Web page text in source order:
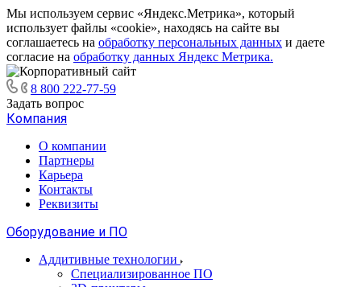
Мы используем сервис «Яндекс.Метрика», который
использует файлы «cookie», находясь на сайте вы
соглашаетесь на обработку персональных данных и даете
согласие на обработку данных Яндекс Метрика.
8 800 222-77-59
Задать вопрос
Компания
О компании
Партнеры
Карьера
Контакты
Реквизиты
Оборудование и ПО
Аддитивные технологии
Специализированное ПО